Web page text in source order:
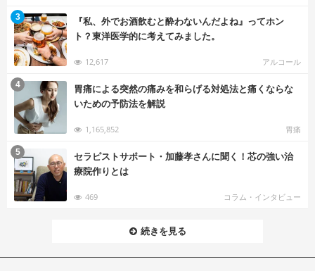
『私、外でお酒飲むと酔わないんだよね』ってホン
ト？東洋医学的に考えてみました。
12,617 アルコール
3
胃痛による突然の痛みを和らげる対処法と痛くならな
いための予防法を解説
1,165,852 胃痛
4
セラピストサポート・加藤孝さんに聞く！芯の強い治
療院作りとは
469 コラム・インタビュー
5
続きを見る